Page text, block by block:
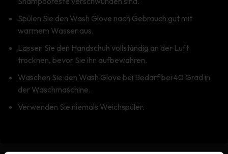
Spülen Sie den Wash Glove nach Gebrauch gut mit
warmem Wasser aus.
Lassen Sie den Handschuh vollständig an der Luft
trocknen, bevor Sie ihn aufbewahren.
Waschen Sie den Wash Glove bei Bedarf bei 40 Grad in
der Waschmaschine.
Verwenden Sie niemals Weichspüler.